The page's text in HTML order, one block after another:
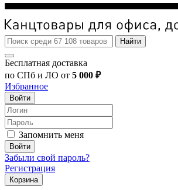
Найти
Бесплатная доставка
по СПб и ЛО от 5 000 ₽
Избранное
Войти
Запомнить меня
Войти
Забыли свой пароль?
Регистрация
Корзина